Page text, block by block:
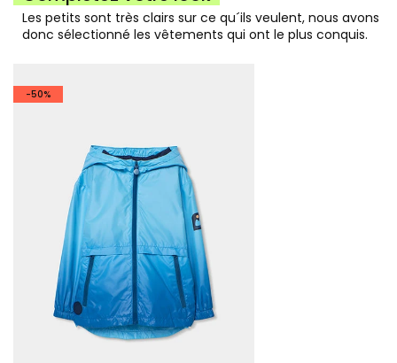
Les petits sont très clairs sur ce qu´ils veulent, nous avons
donc sélectionné les vêtements qui ont le plus conquis.
-50%